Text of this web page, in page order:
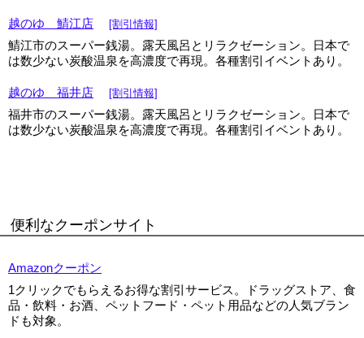
越のゆ 鯖江店 [割引情報]
鯖江市のスーパー銭湯。露天風呂とリラクゼーション。日本で
は数少ない炭酸温泉を高濃度で再現。各種割引イベントあり。
越のゆ 福井店 [割引情報]
福井市のスーパー銭湯。露天風呂とリラクゼーション。日本で
は数少ない炭酸温泉を高濃度で再現。各種割引イベントあり。
便利なクーポンサイト
Amazonクーポン
1クリックでもらえるお得な割引サービス。ドラッグストア、食
品・飲料・お酒、ペットフード・ペット用品などの人気ブラン
ドも対象。